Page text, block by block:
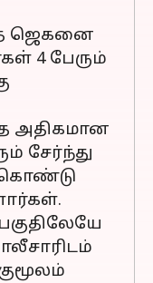
ஜெகனை
4 பேரும்
அதிகமான
சேர்ந்து
கொண்டு